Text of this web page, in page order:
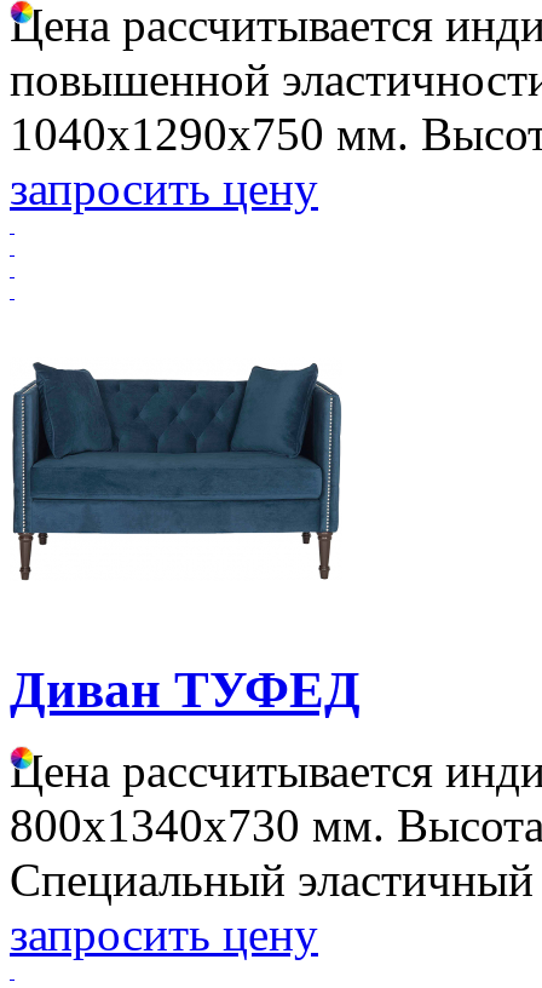
Цена рассчитывается
повышенной
1040х1290х750 мм.
запросить цену
Диван ТУФЕД
Цена рассчитывается
800х1340х730 мм.
Специальный
запросить цену